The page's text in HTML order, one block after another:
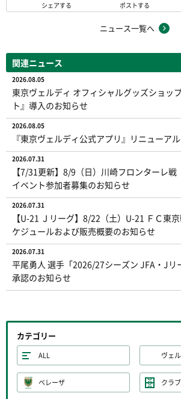
シェアする ポストする
ニュース一覧へ
関連ニュース
2026.08.05
東京ヴェルディ オフィシャルグッズショッ
ト』導入のお知らせ
2026.08.05
『東京ヴェルディ公式アプリ』リニューア
2026.07.31
【7/31更新】8/9（日）川崎フロンターレ
イベント参加者募集のお知らせ
2026.07.31
【U-21 Ｊリーグ】8/22（土）U-21 ＦＣ東
ケジュールおよび販売概要のお知らせ
2026.07.31
平尾勇人 選手「2026/27シーズン JFA・Jリ
承認のお知らせ
カテゴリー
ALL ヴェ
ベレーザ クラブ